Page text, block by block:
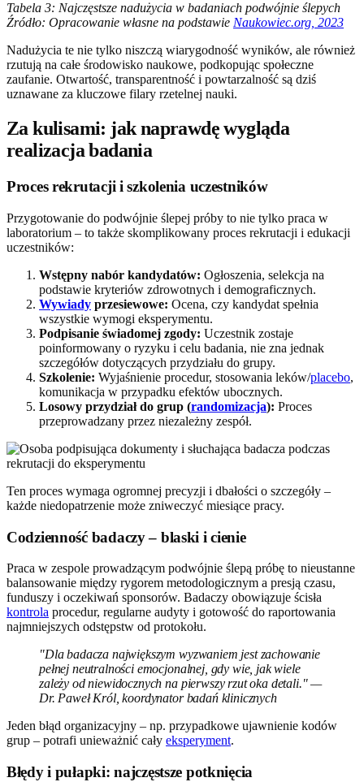
Tabela 3: Najczęstsze nadużycia w badaniach podwójnie ślepych
Źródło: Opracowanie własne na podstawie Naukowiec.org, 2023
Nadużycia te nie tylko niszczą wiarygodność wyników, ale również
rzutują na całe środowisko naukowe, podkopując społeczne
zaufanie. Otwartość, transparentność i powtarzalność są dziś
uznawane za kluczowe filary rzetelnej nauki.
Za kulisami: jak naprawdę wygląda
realizacja badania
Proces rekrutacji i szkolenia uczestników
Przygotowanie do podwójnie ślepej próby to nie tylko praca w
laboratorium – to także skomplikowany proces rekrutacji i edukacji
uczestników:
Wstępny nabór kandydatów: Ogłoszenia, selekcja na
podstawie kryteriów zdrowotnych i demograficznych.
Wywiady przesiewowe: Ocena, czy kandydat spełnia
wszystkie wymogi eksperymentu.
Podpisanie świadomej zgody: Uczestnik zostaje
poinformowany o ryzyku i celu badania, nie zna jednak
szczegółów dotyczących przydziału do grupy.
Szkolenie: Wyjaśnienie procedur, stosowania leków/placebo,
komunikacja w przypadku efektów ubocznych.
Losowy przydział do grup (randomizacja): Proces
przeprowadzany przez niezależny zespół.
Ten proces wymaga ogromnej precyzji i dbałości o szczegóły –
każde niedopatrzenie może zniweczyć miesiące pracy.
Codzienność badaczy – blaski i cienie
Praca w zespole prowadzącym podwójnie ślepą próbę to nieustanne
balansowanie między rygorem metodologicznym a presją czasu,
funduszy i oczekiwań sponsorów. Badaczy obowiązuje ścisła
kontrola procedur, regularne audyty i gotowość do raportowania
najmniejszych odstępstw od protokołu.
"Dla badacza największym wyzwaniem jest zachowanie
pełnej neutralności emocjonalnej, gdy wie, jak wiele
zależy od niewidocznych na pierwszy rzut oka detali." —
Dr. Paweł Król, koordynator badań klinicznych
Jeden błąd organizacyjny – np. przypadkowe ujawnienie kodów
grup – potrafi unieważnić cały eksperyment.
Błędy i pułapki: najczęstsze potknięcia